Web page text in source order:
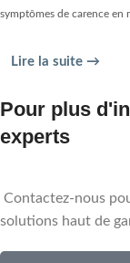
symptômes de carence en
Lire la suite →
Pour plus
experts
Contactez-nous
solutions haut de